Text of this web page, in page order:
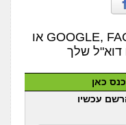
אם אין לך חשבון ב GOOGLE, FACEBOOK או
כאן
עכשיו